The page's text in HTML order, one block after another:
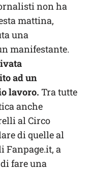
non ha
mattina,
una
manifestante.
ad un
lavoro. Tra tutte
anche
al Circo
di quelle al
Fanpage.it, a
fare una